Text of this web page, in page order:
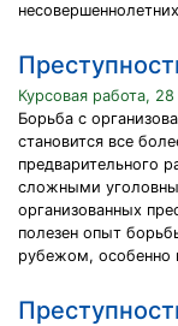
несовершеннолетних
Курсовая работа,
Борьба с
становится все
предварительного
сложными
организованных
полезен опыт
рубежом, особенно